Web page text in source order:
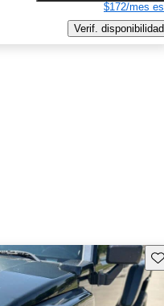
$172/mes
Verif. disponibilidad